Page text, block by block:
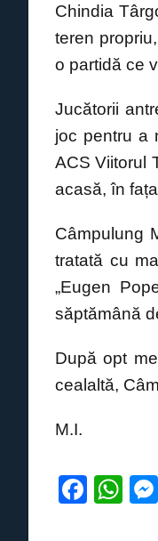
c
e
b
o
o
k
at
s
A
p
p
Chindia
teren
o partidă ce
Jucătorii
joc pentru a
ACS Viitorul
acasă, în
Câmpulung
tratată cu
„Eugen
săptămână
După opt
cealaltă,
M.I.
F
W